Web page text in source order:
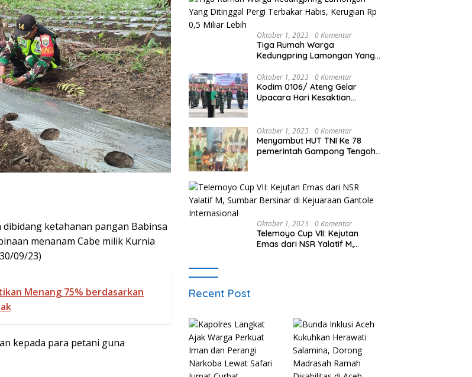
ketahanan pangan Babinsa
menanam Cabe milik Kurnia
09/23)
Menang 75% berdasarkan
kepada para petani guna
Oktober 1, 2023 0 Komentar
Tiga Rumah Warga
Kedungpring Lamongan Yang
Kerugian Rp 0,5 Miliar Lebih
Oktober 1, 2023 0 Komentar
Kodim 0106/ Ateng Gelar
Upacara Hari Kesaktian
Oktober 1, 2023 0 Komentar
Menyambut HUT TNI Ke 78
pemerintah Gampong Tengoh
Oktober 1, 2023 0 Komentar
Telemoyo Cup VII: Kejutan
Emas dari NSR Yalatif M,
Recent Post